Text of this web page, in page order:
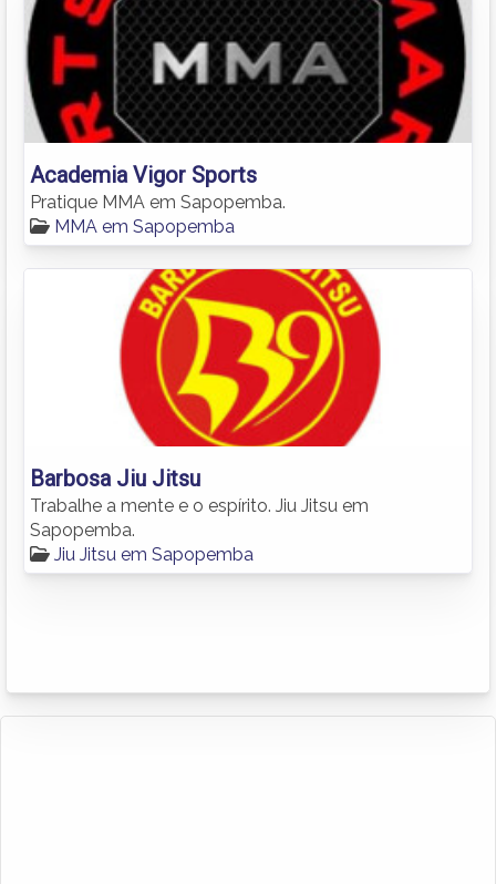
Academia Vigor Sports
Pratique MMA em Sapopemba.
MMA em Sapopemba
Barbosa Jiu Jitsu
Trabalhe a mente e o espírito. Jiu Jitsu em
Sapopemba.
Jiu Jitsu em Sapopemba